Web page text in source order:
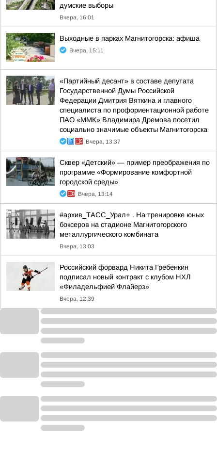
думские выборы
Вчера, 16:01
Выходные в парках Магнитогорска: афиша
Вчера, 15:11
«Партийный десант» в составе депутата
Государственной Думы Российской
Федерации Дмитрия Вяткина и главного
специалиста по профориентационной работе
ПАО «ММК» Владимира Дремова посетил
социально значимые объекты Магнитогорска
Вчера, 13:37
Сквер «Детский» — пример преображения по
программе «Формирование комфортной
городской среды»
Вчера, 13:14
#архив_ТАСС_Урал+ . На тренировке юных
боксеров на стадионе Магнитогорского
металлургического комбината
Вчера, 13:03
Российский форвард Никита Гребенкин
подписал новый контракт с клубом НХЛ
«Филадельфией Флайерз»
Вчера, 12:39